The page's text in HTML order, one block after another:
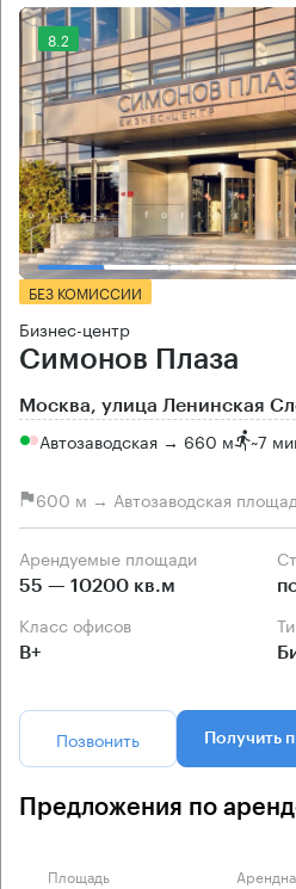
8.2
БЕЗ КОМИССИИ
Бизнес-центр
Симонов Плаза
Москва, улица Ленинская
Автозаводская → 660 м ~7
600 м → Автозаводская
Арендуемые площади
55 — 10200 кв.м
Класс офисов
B+
Позвонить Получить
Предложения по
Площадь